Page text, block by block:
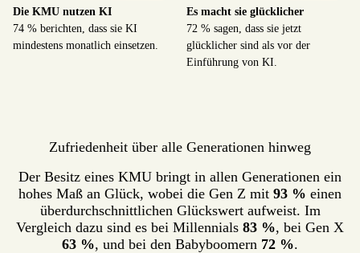
Die KMU nutzen KI
74 % berichten, dass sie KI
mindestens monatlich einsetzen.
Es macht sie glücklicher
72 % sagen, dass sie jetzt
glücklicher sind als vor der
Einführung von KI.
Zufriedenheit über alle Generationen hinweg
Der Besitz eines KMU bringt in allen Generationen ein
hohes Maß an Glück, wobei die Gen Z mit 93 % einen
überdurchschnittlichen Glückswert aufweist. Im
Vergleich dazu sind es bei Millennials 83 %, bei Gen X
63 %, und bei den Babyboomern 72 %.